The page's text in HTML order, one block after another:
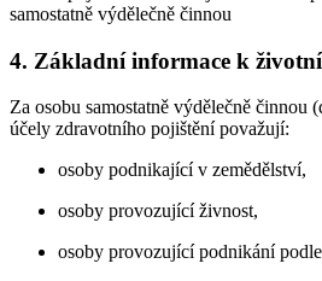
samostatně výdělečně činnou
4. Základní informace k
Za osobu samostatně výdělečně činnou
účely zdravotního pojištění považují:
osoby podnikající v zemědělství,
osoby provozující živnost,
osoby provozující podnikání